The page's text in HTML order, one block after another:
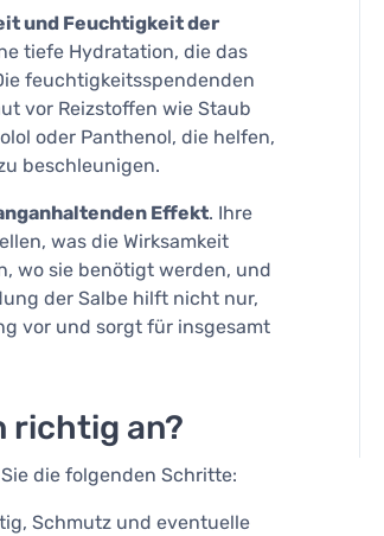
und Feuchtigkeit der
tiefe Hydratation, die das
feuchtigkeitsspendenden
vor Reizstoffen wie Staub
oder Panthenol, die helfen,
beschleunigen.
Effekt. Ihre
was die Wirksamkeit
wo sie benötigt werden, und
der Salbe hilft nicht nur,
vor und sorgt für insgesamt
richtig an?
die folgenden Schritte:
Schmutz und eventuelle